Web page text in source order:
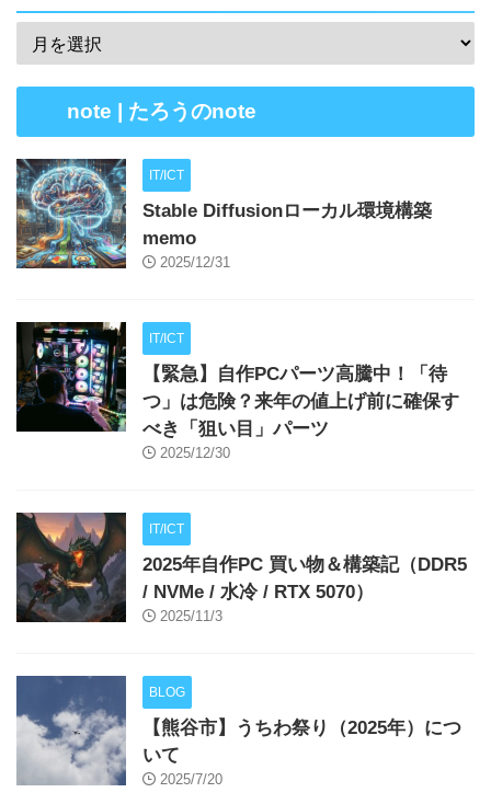
note | たろうのnote
IT/ICT
Stable Diffusionローカル環境構築
memo
2025/12/31
IT/ICT
【緊急】自作PCパーツ高騰中！「待
つ」は危険？来年の値上げ前に確保す
べき「狙い目」パーツ
2025/12/30
IT/ICT
2025年自作PC 買い物＆構築記（DDR5
/ NVMe / 水冷 / RTX 5070）
2025/11/3
BLOG
【熊谷市】うちわ祭り（2025年）につ
いて
2025/7/20